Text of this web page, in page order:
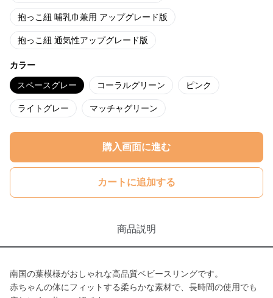
抱っこ紐 哺乳巾兼用 アップグレード版
抱っこ紐 通気性アップグレード版
カラー
スペースグレー コーラルグリーン ピンク
ライトグレー マッチャグリーン
購入画面に進む
カートに追加する
商品説明
南国の葉模様がおしゃれな高品質ベビースリングです。
赤ちゃんの体にフィットする柔らかな素材で、長時間の使用でも